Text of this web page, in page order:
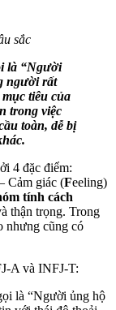
sắc
là “Người
người rất
tiêu của
trong việc
toàn, dễ bị
4 đặc điểm:
Cảm giác (Feeling)
tính cách
thận trọng. Trong
nhưng cũng có
A và INFJ-T:
là “Người ủng hộ